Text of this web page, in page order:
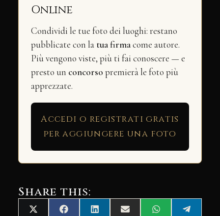
Online
Condividi le tue foto dei luoghi: restano
pubblicate con la tua firmacome autore.
Più vengono viste, più ti fai conoscere — e
presto un concorso premierà le foto più
apprezzate.
Accedi o registrati gratis
per aggiungere una foto
Share this:
Share
X Share
FacebookShare
LinkedInShare
Email Share
WhatsAppShare